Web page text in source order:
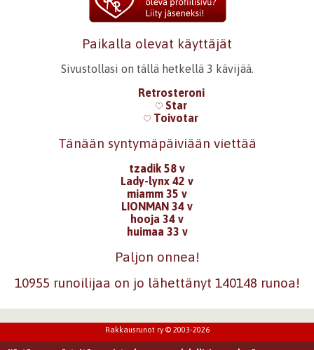
Paikalla olevat käyttäjät
Sivustollasi on tällä hetkellä 3 kävijää.
Retrosteroni
Star
Toivotar
Tänään syntymäpäiviään viettää
tzadik 58 v
Lady-lynx 42 v
miamm 35 v
LIONMAN 34 v
hooja 34 v
huimaa 33 v
Paljon onnea!
10955 runoilijaa on jo lähettänyt 140148 runoa!
Rakkausrunot ry © 2003-2026